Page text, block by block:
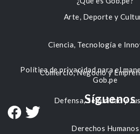
Arte, Deporte y
Ciencia, Tecnología e
Comercio, Negocio y
Defensa, Seguridad y
Derechos Humanos
Política de privacidad para el
Gob.pe
Síguenos